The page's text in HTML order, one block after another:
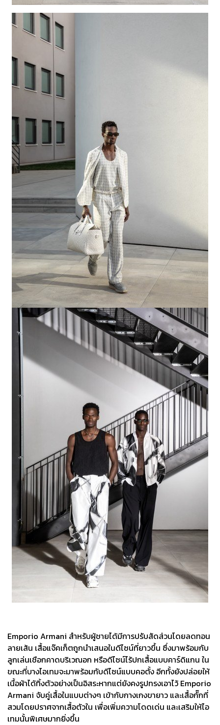
Emporio Armani สำหรับผู้ชายได้มีการปรับสัดส่วนโดยลดทอน
ลายเส้น เสื้อแจ๊คเก็ตถูกนำเสนอในดีไซน์ที่ยาวขึ้น ซึ่งมาพร้อมกับ
ลูกเล่นเชือกคาดบริเวณอก หรือดีไซน์ไร้ปกเสื้อแบบคาร์ดิแกน ใน
ขณะที่บางไอเทมจะมาพร้อมกับดีไซน์แบบคอตั้ง อีกทั้งยังปล่อยให้
เนื้อผ้าได้ทิ้งตัวอย่างเป็นอิสระหากแต่ยังคงรูปทรงเอาไว้ Emporio
Armani จับคู่เสื้อในแบบต่างๆ เข้ากับกางเกงขายาว และเสื้อกั๊กที่
สวมโดยปราศจากเสื้อตัวใน เพื่อเพิ่มความโดดเด่น และเสริมให้ไอ
เทมนั้นพิเศษมากยิ่งขึ้น